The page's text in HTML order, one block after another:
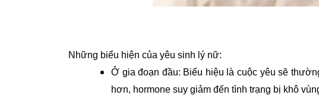
Những biểu hiện của yêu sinh lý nữ:
Ở gia đoạn đầu: Biểu hiệu là cuộc yêu sẽ
hơn, hormone suy giảm đến tình trạng bị khô